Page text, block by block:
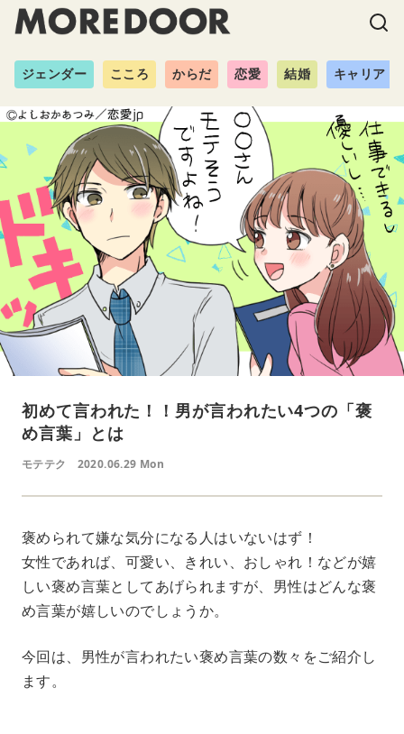
ジェンダー こころ からだ 恋愛 結婚 キャリア
初めて言われた！！男が言われたい4つの「褒
め言葉」とは
モテテク 2020.06.29 Mon
褒められて嫌な気分になる人はいないはず！
女性であれば、可愛い、きれい、おしゃれ！などが嬉
しい褒め言葉としてあげられますが、男性はどんな褒
め言葉が嬉しいのでしょうか。
今回は、男性が言われたい褒め言葉の数々をご紹介し
ます。